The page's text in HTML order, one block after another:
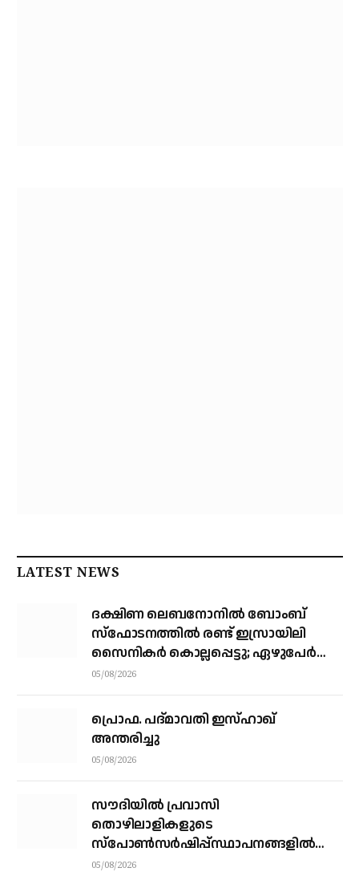
LATEST NEWS
ദക്ഷിണ ലെബനോനില്‍ ബോംബ്
സ്‌ഫോടനത്തില്‍ രണ്ട് ഇസ്രായിലി
സൈനികര്‍ കൊല്ലപ്പെട്ടു; ഏഴുപേര്‍ക്ക്
പരിക്ക്
05/08/2026
പ്രൊഫ. പദ്മാവതി ഇസ്ഹാഖ്
അന്തരിച്ചു
05/08/2026
സൗദിയില്‍ പ്രവാസി
തൊഴിലാളികളുടെ
സ്‌പോണ്‍സര്‍ഷിപ്പ്സ്ഥാപനങ്ങളില്‍
നിന്ന് വ്യക്തികളിലേക്ക് മാറ്റാന്‍
05/08/2026